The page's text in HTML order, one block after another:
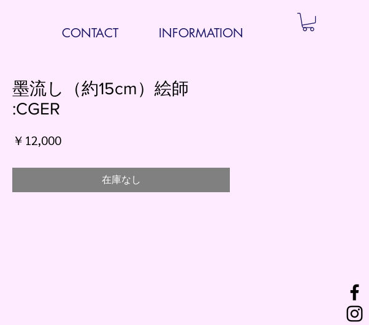
CONTACT INFORMATION
墨流し（約15cm）絵師
:CGER
￥12,000価
在庫なし